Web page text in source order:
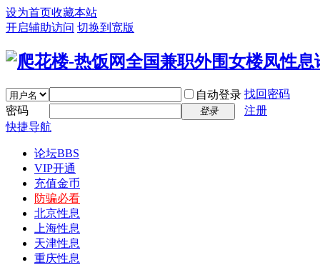
设为首页收藏本站
开启辅助访问 切换到宽版
自动登录 找回密码
密码
登录
注册
快捷导航
论坛BBS
VIP开通
充值金币
防骗必看
北京性息
上海性息
天津性息
重庆性息